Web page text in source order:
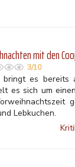
mit den
3/10
es bereits
es sich um
Lebkuchen.